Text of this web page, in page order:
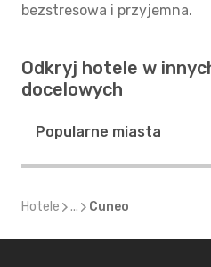
bezstresowa i przyjemna.
Odkryj hotele w
docelowych
Popularne miasta
Hotele ... Cuneo